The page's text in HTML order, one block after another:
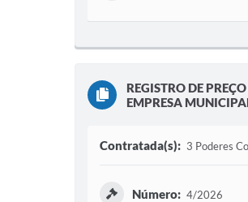
REGISTRO DE
EMPRESA
Contratada(s): 3 Poderes
Número: 4/2026